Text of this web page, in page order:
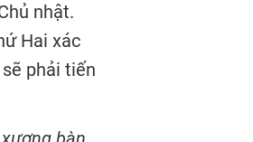
nhật.
Hai xác
phải tiến